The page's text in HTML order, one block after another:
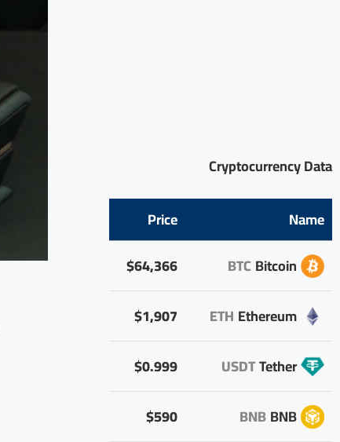
Cryptocurrency Data
Name
Price
Bitcoin
BTC
$64,366
Ethereum
ETH
$1,907
Tether
USDT
$0.999
BNB
BNB
$590